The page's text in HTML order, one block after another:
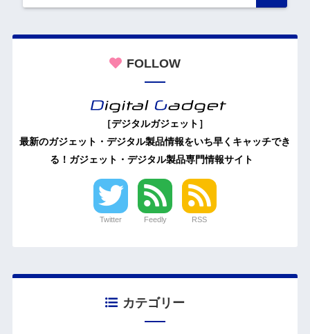
FOLLOW
［デジタルガジェット］
最新のガジェット・デジタル製品情報をいち早くキャッチでき
る！ガジェット・デジタル製品専門情報サイト
Twitter Feedly RSS
カテゴリー